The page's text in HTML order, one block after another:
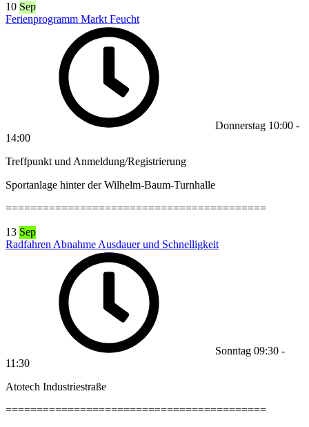
10 Sep
Ferienprogramm Markt Feucht
Donnerstag 10:00 -
14:00
Treffpunkt und Anmeldung/Registrierung
Sportanlage hinter der Wilhelm-Baum-Turnhalle
==========================================
13 Sep
Radfahren Abnahme Ausdauer und Schnelligkeit
Sonntag 09:30 -
11:30
Atotech Industriestraße
==========================================